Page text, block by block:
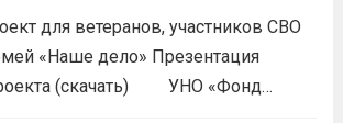
для ветеранов, участников СВО
«Наше дело» Презентация
(скачать) УНО «Фонд